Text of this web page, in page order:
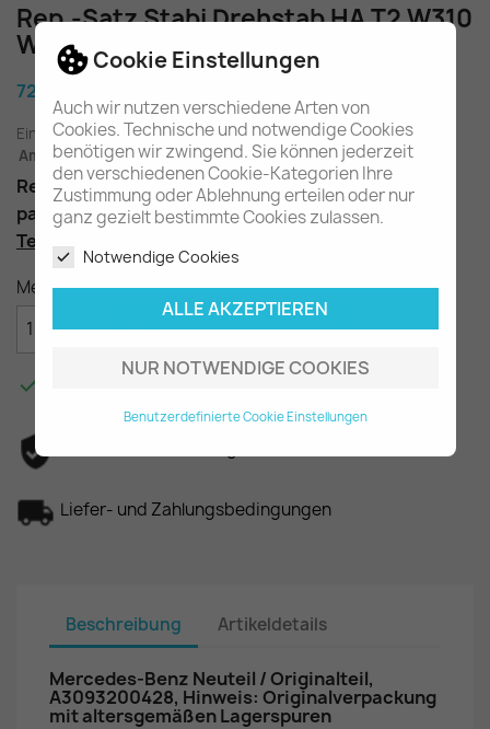
Cookie Einstellungen
Auch wir nutzen verschiedene Arten von
Cookies. Technische und notwendige Cookies
benötigen wir zwingend. Sie können jederzeit
den verschiedenen Cookie-Kategorien Ihre
Zustimmung oder Ablehnung erteilen oder nur
ganz gezielt bestimmte Cookies zulassen.
Notwendige Cookies
ALLE AKZEPTIEREN
NUR NOTWENDIGE COOKIES
Benutzerdefinierte Cookie Einstellungen
Rep.-Satz Stabi Drehstab HA T2 W310
W313 A3093200428
72,40 €
Einschl. gesetzl. MwSt. zuzügl. Versandkosten
Am Lager - In 2-3 Tagen bei Ihnen (Inland)
Rep.-Satz Stabilisator / Drehstab Hinterachse
passend u.a. im W310/W313
Teilenummer
Menge
 IN DEN WARENKORB

Liefer- und Zahlungsbedingungen
Beschreibung Artikeldetails
Mercedes-Benz Neuteil / Originalteil,
A3093200428, Hinweis: Originalverpackung
mit altersgemäßen Lagerspuren